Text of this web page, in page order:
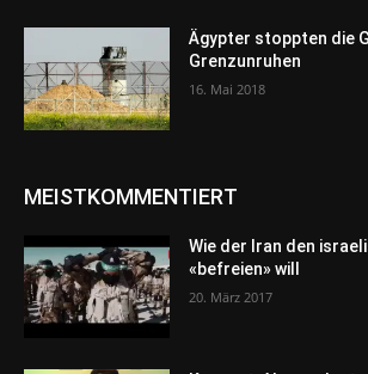
Ägypter stoppten die
Grenzunruhen
16. Mai 2018
MEISTKOMMENTIERT
Wie der Iran den
«befreien» will
20. März 2017